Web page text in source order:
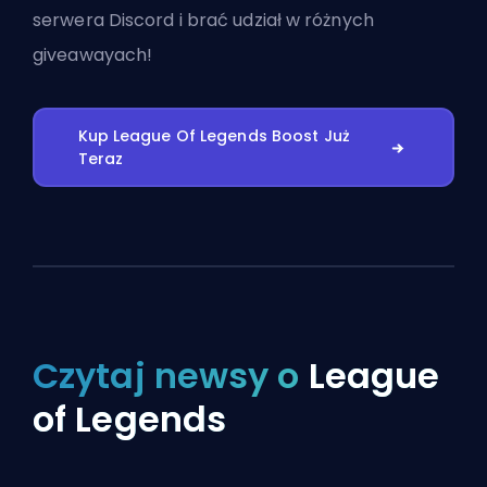
serwera Discord i brać udział w różnych
giveawayach!
Kup League Of Legends Boost Już
Teraz
Czytaj newsy o League
of Legends